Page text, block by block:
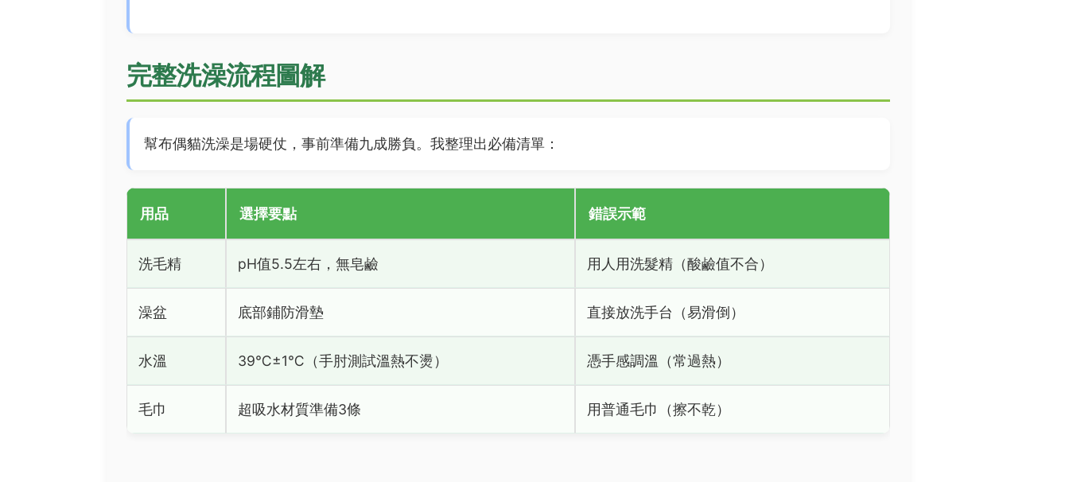
完整洗澡流程圖解
幫布偶貓洗澡是場硬仗，事前準備九成勝負。我整理出必備清單：
用品 選擇要點 錯誤示範
洗毛精 pH值5.5左右，無皂鹼 用人用洗髮精（酸鹼值不合）
澡盆 底部鋪防滑墊 直接放洗手台（易滑倒）
水溫 39℃±1℃（手肘測試溫熱不燙） 憑手感調溫（常過熱）
毛巾 超吸水材質準備3條 用普通毛巾（擦不乾）